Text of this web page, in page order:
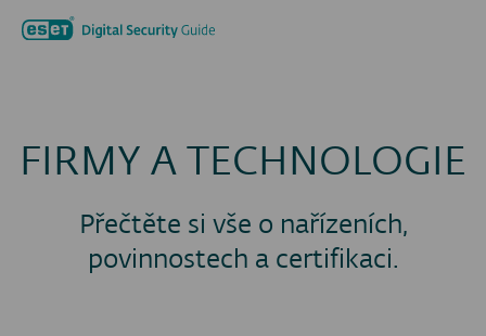
FIRMY A TECHNOLOGIE
Přečtěte si vše o nařízeních,
povinnostech a certifikaci.